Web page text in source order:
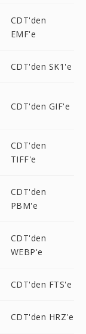
CDT'den
EMF'e
CDT'den SK1'e
CDT'den GIF'e
CDT'den
TIFF'e
CDT'den
PBM'e
CDT'den
WEBP'e
CDT'den FTS'e
CDT'den HRZ'e